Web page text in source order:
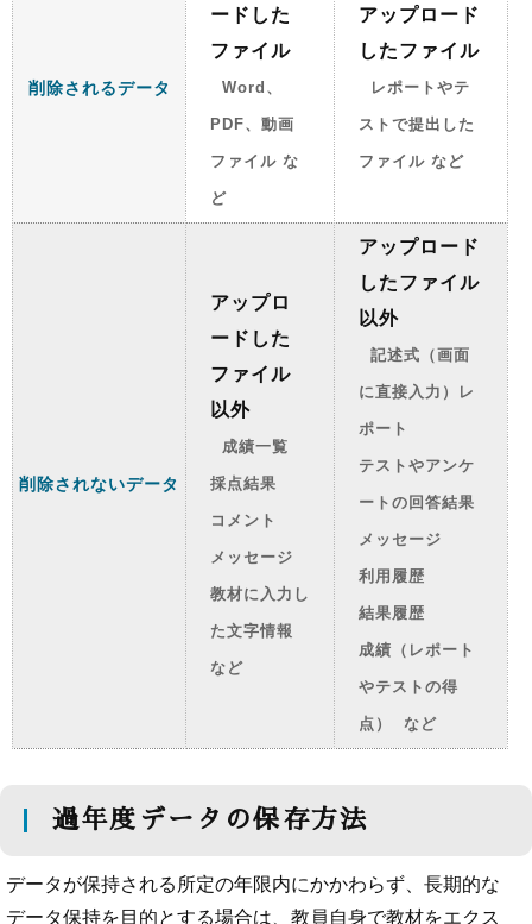
削除されるデータ
ードした
ファイル
Word、
PDF、動画
ファイル な
ど
アップロード
したファイル
レポートやテ
ストで提出した
ファイル など
削除されないデータ
アップロ
ードした
ファイル
以外
成績一覧
採点結果
コメント
メッセージ
教材に入力し
た文字情報
など
アップロード
したファイル
以外
記述式（画面
に直接入力）レ
ポート
テストやアンケ
ートの回答結果
メッセージ
利用履歴
結果履歴
成績（レポート
やテストの得
点） など
過年度データの保存方法
データが保持される所定の年限内にかかわらず、長期的な
データ保持を目的とする場合は、教員自身で教材をエクス